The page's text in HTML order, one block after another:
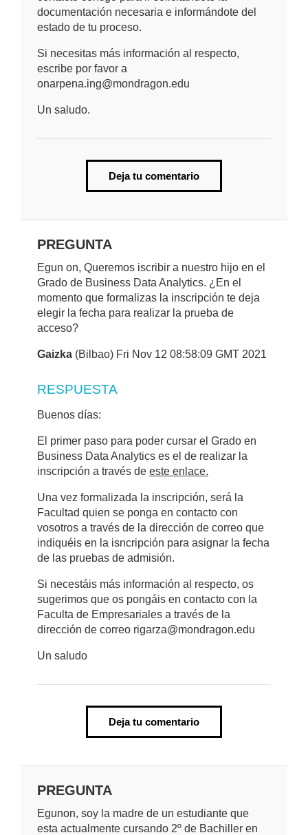
documentación necesaria e informándote del
estado de tu proceso.
Si necesitas más información al respecto,
escribe por favor a
onarpena.ing@mondragon.edu
Un saludo.
Deja tu comentario
PREGUNTA
Egun on, Queremos iscribir a nuestro hijo en el
Grado de Business Data Analytics. ¿En el
momento que formalizas la inscripción te deja
elegir la fecha para realizar la prueba de
acceso?
Gaizka (Bilbao) Fri Nov 12 08:58:09 GMT 2021
RESPUESTA
Buenos días:
El primer paso para poder cursar el Grado en
Business Data Analytics es el de realizar la
inscripción a través de este enlace.
Una vez formalizada la inscripción, será la
Facultad quien se ponga en contacto con
vosotros a través de la dirección de correo que
indiquéis en la isncripción para asignar la fecha
de las pruebas de admisión.
Si necestáis más información al respecto, os
sugerimos que os pongáis en contacto con la
Faculta de Empresariales a través de la
dirección de correo rigarza@mondragon.edu
Un saludo
Deja tu comentario
PREGUNTA
Egunon, soy la madre de un estudiante que
esta actualmente cursando 2º de Bachiller en